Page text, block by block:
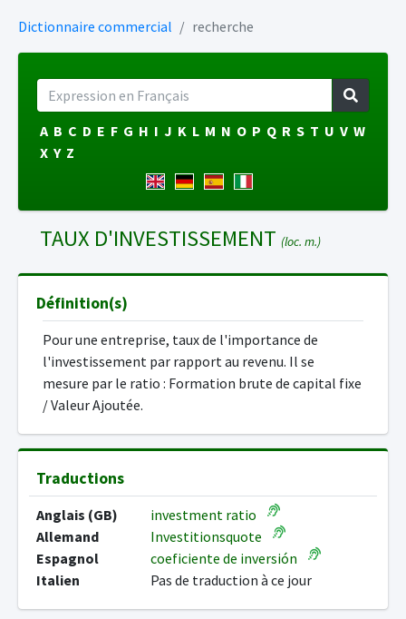
Dictionnaire commercial recherche
A B C D E F G H I J K L M N O P Q R S T U V W
X Y Z
TAUX D'INVESTISSEMENT (loc. m.)
Définition(s)
Pour une entreprise, taux de l'importance de
l'investissement par rapport au revenu. Il se
mesure par le ratio : Formation brute de capital fixe
/ Valeur Ajoutée.
Traductions
Anglais (GB)
investment ratio
Allemand
Investitionsquote
Espagnol
coeficiente de inversión
Italien
Pas de traduction à ce jour